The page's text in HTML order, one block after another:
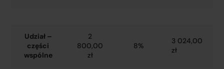
Udział –
części
wspólne
2
800,00
zł
8%
3 024,00
zł